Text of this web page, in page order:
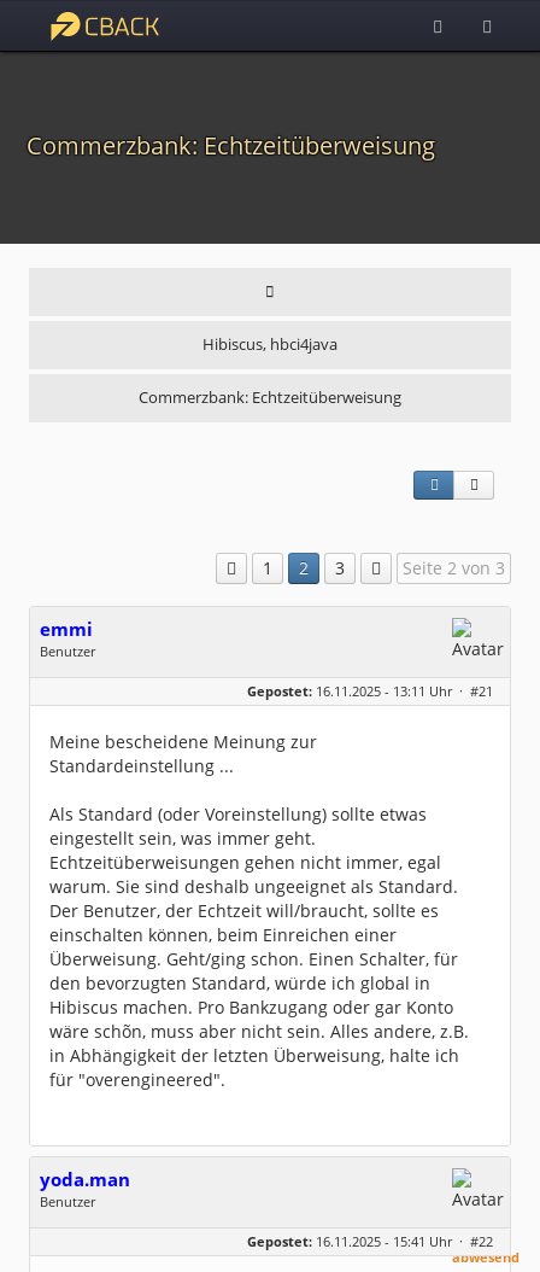
Commerzbank: Echtzeitüberweisung
Hibiscus, hbci4java
Commerzbank: Echtzeitüberweisung
1 2 3 Seite 2 von 3
emmi
Benutzer
Geschlecht:
keine Angabe
Dabei seit:
11 / 2012
Gepostet: 16.11.2025 - 13:11 Uhr · #21
Meine bescheidene Meinung zur
Standardeinstellung ...
Als Standard (oder Voreinstellung) sollte etwas
eingestellt sein, was immer geht.
Echtzeitüberweisungen gehen nicht immer, egal
warum. Sie sind deshalb ungeeignet als Standard.
Der Benutzer, der Echtzeit will/braucht, sollte es
einschalten können, beim Einreichen einer
Überweisung. Geht/ging schon. Einen Schalter, für
den bevorzugten Standard, würde ich global in
Hibiscus machen. Pro Bankzugang oder gar Konto
wäre schõn, muss aber nicht sein. Alles andere, z.B.
in Abhängigkeit der letzten Überweisung, halte ich
für "overengineered".
yoda.man
Benutzer
aktuell
abwesend
Dabei seit:
10 / 2025
Gepostet: 16.11.2025 - 15:41 Uhr · #22